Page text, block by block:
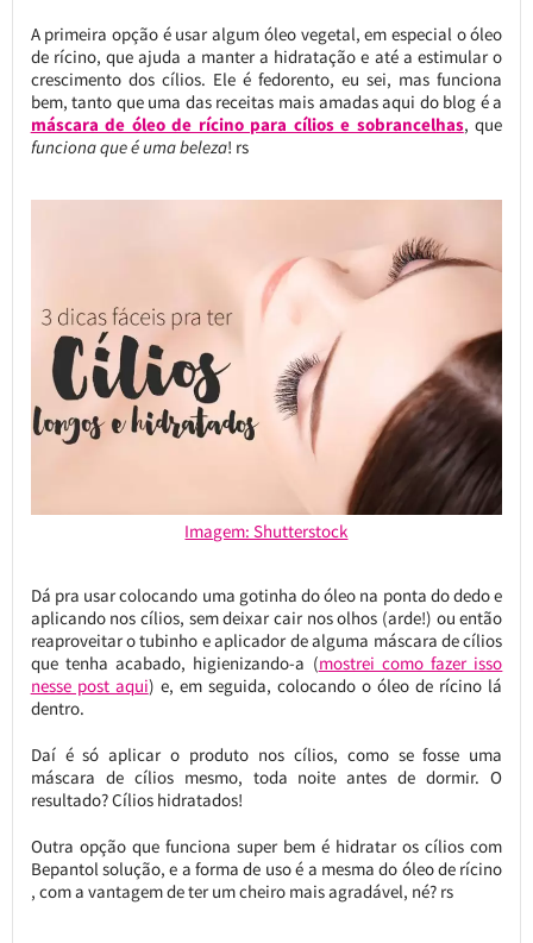
A primeira opção é usar algum óleo vegetal, em especial o óleo
de rícino, que ajuda a manter a hidratação e até a estimular o
crescimento dos cílios. Ele é fedorento, eu sei, mas funciona
bem, tanto que uma das receitas mais amadas aqui do blog é a
máscara de óleo de rícino para cílios e sobrancelhas, que
funciona que é uma beleza! rs
Imagem: Shutterstock
Dá pra usar colocando uma gotinha do óleo na ponta do dedo e
aplicando nos cílios, sem deixar cair nos olhos (arde!) ou então
reaproveitar o tubinho e aplicador de alguma máscara de cílios
que tenha acabado, higienizando-a (mostrei como fazer isso
nesse post aqui) e, em seguida, colocando o óleo de rícino lá
dentro.
Daí é só aplicar o produto nos cílios, como se fosse uma
máscara de cílios mesmo, toda noite antes de dormir. O
resultado? Cílios hidratados!
Outra opção que funciona super bem é hidratar os cílios com
Bepantol solução, e a forma de uso é a mesma do óleo de rícino
, com a vantagem de ter um cheiro mais agradável, né? rs